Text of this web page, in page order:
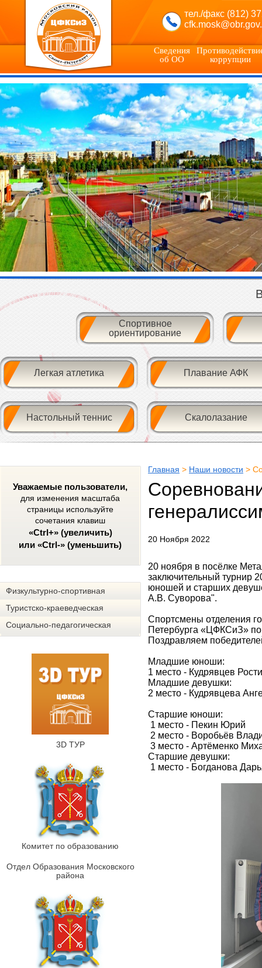
тел./факс (812)
Сведения
об ОО
коррупции
Спортивное
ориентирование
Легкая атлетика Плавание АФК
Настольный теннис Скалолазание
Уважаемые пользователи,
для изменения масштаба
страницы используйте
сочетания клавиш
«Ctrl+» (увеличить)
или «Ctrl-» (уменьшить)
Физкультурно-спортивная
Туристско-краеведческая
Социально-педагогическая
3D ТУР
Комитет по образованию
Отдел Образования Московского
района
Главная > Наши новости >
20 Ноября 2022
20 ноября в посёлке
заключительный турнир
юношей и старших
А.В. Суворова".
Спортсмены отделения
Петербурга «ЦФКСиЗ»
Поздравляем
Младшие юноши:
1 место - Кудрявцев
Младшие девушки:
2 место - Кудрявцева
Старшие юноши:
1 место - Пекин Юрий
2 место - Воробьёв
3 место - Артёменко
Старшие девушки:
1 место - Богданова